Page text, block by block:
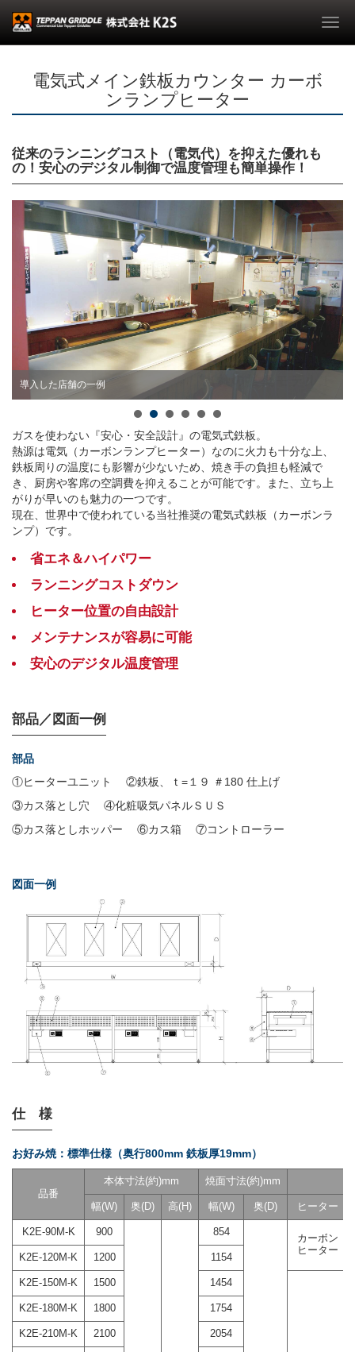
電気式メイン鉄板カウンター カーボ
ンランプヒーター
従来のランニングコスト（電気代）を抑えた優れも
の！安心のデジタル制御で温度管理も簡単操作！
導入した店舗の一例
ガスを使わない『安心・安全設計』の電気式鉄板。
熱源は電気（カーボンランプヒーター）なのに火力も十分な上、
鉄板周りの温度にも影響が少ないため、焼き手の負担も軽減で
き、厨房や客席の空調費を抑えることが可能です。また、立ち上
がりが早いのも魅力の一つです。
現在、世界中で使われている当社推奨の電気式鉄板（カーボンラ
ンプ）です。
省エネ＆ハイパワー
ランニングコストダウン
ヒーター位置の自由設計
メンテナンスが容易に可能
安心のデジタル温度管理
部品／図面一例
部品
①ヒーターユニット
②鉄板、ｔ=１９ ＃180 仕上げ
③カス落とし穴
④化粧吸気パネルＳＵＳ
⑤カス落としホッパー
⑥カス箱 ⑦コントローラー
図面一例
仕 様
お好み焼：標準仕様（奥行800mm 鉄板厚19mm）
品番
本体寸法(約)mm 焼面寸法(約)mm
幅(W) 奥(D) 高(H) 幅(W) 奥(D) ヒーター
K2E-90M-K 900 854
カーボン
ヒーター
K2E-120M-K 1200 1154
K2E-150M-K 1500 1454
K2E-180M-K 1800 1754
K2E-210M-K 2100 2054